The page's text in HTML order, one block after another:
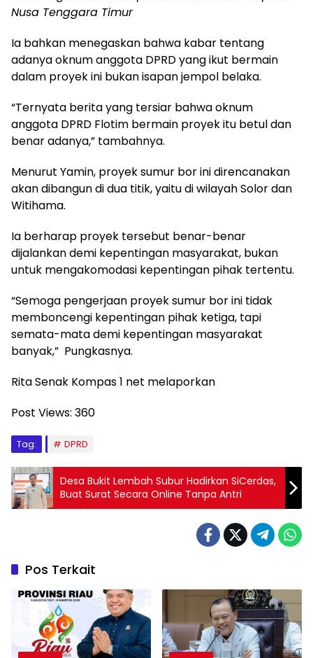
Nusa Tenggara Timur
Ia bahkan menegaskan bahwa kabar tentang
adanya oknum anggota DPRD yang ikut bermain
dalam proyek ini bukan isapan jempol belaka.
“Ternyata berita yang tersiar bahwa oknum
anggota DPRD Flotim bermain proyek itu betul dan
benar adanya,” tambahnya.
Menurut Yamin, proyek sumur bor ini direncanakan
akan dibangun di dua titik, yaitu di wilayah Solor dan
Witihama.
Ia berharap proyek tersebut benar-benar
dijalankan demi kepentingan masyarakat, bukan
untuk mengakomodasi kepentingan pihak tertentu.
“Semoga pengerjaan proyek sumur bor ini tidak
memboncengi kepentingan pihak ketiga, tapi
semata-mata demi kepentingan masyarakat
banyak,” Pungkasnya.
Rita Senak Kompas 1 net melaporkan
Post Views: 360
Tag: DPRD
Desa Bukit Lembah Subur Hadirkan SiCerdas,
Buat Surat Secara Online Tanpa Antri
Pos Terkait